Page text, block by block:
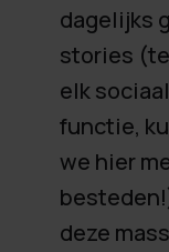
dagelijks
stories
elk
functie,
we hier
deze